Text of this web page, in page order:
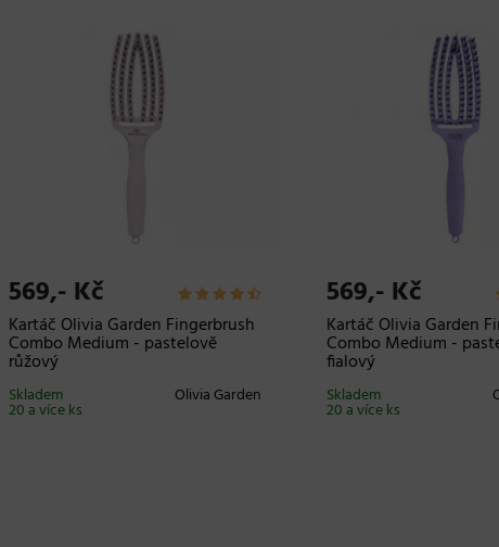
569,- Kč
Kartáč Olivia Garden Fingerbrush
Combo Medium - pastelově
růžový
Olivia Garden
Skladem
20 a více ks
569,- Kč
Kartáč Olivia Garden
Combo Medium -
fialový
Skladem
20 a více ks